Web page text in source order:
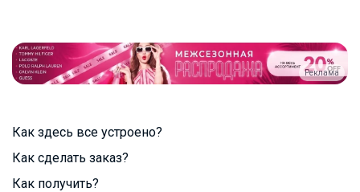
Реклама
Как здесь все устроено?
Как сделать заказ?
Как получить?